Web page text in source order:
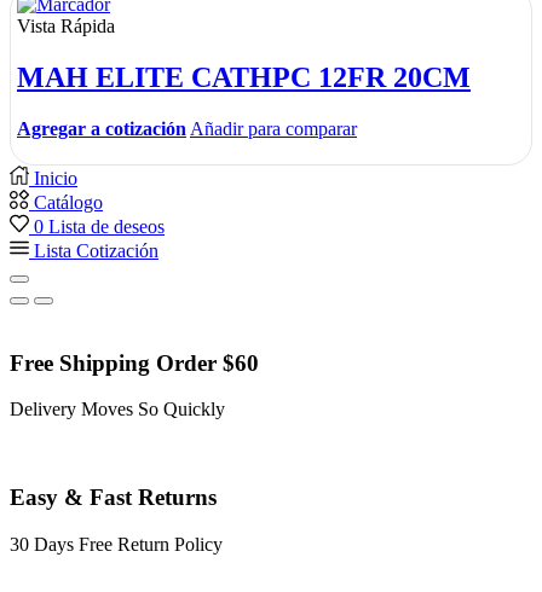
Vista Rápida
MAH ELITE CATHPC 12FR 20CM
Agregar a cotización Añadir para comparar
Inicio
Catálogo
0 Lista de deseos
Lista Cotización
Free Shipping Order $60
Delivery Moves So Quickly
Easy & Fast Returns
30 Days Free Return Policy